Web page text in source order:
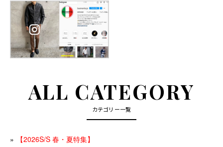
ALL CATEGORY
カテゴリー一覧
【2026S/S 春・夏特集】